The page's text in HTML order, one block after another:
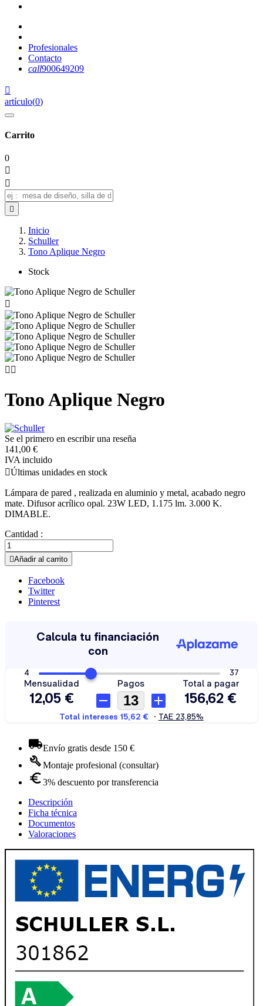
Profesionales
Contacto
call900649209

artículo(0)
Carrito
0



Inicio
Schuller
Tono Aplique Negro
Stock

 
Tono Aplique Negro
Se el primero en escribir una reseña
141,00 €
IVA incluido
Últimas unidades en stock
Lámpara de pared , realizada en aluminio y metal, acabado negro
mate. Difusor acrílico opal. 23W LED, 1.175 lm. 3.000 K.
DIMABLE.
Cantidad :
Añadir al carrito
Facebook
Twitter
Pinterest
Envío gratis desde 150 €
Montaje profesional (consultar)
3% descuento por transferencia
Descripción
Ficha técnica
Documentos
Valoraciones